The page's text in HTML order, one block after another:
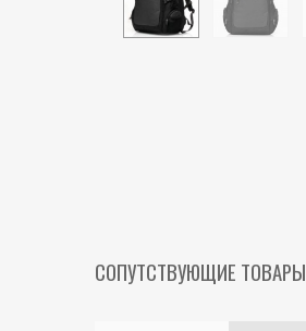
СОПУТСТВУЮЩИЕ ТОВАРЫ